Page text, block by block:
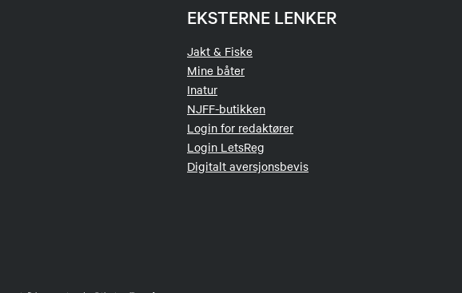
EKSTERNE LENKER
Jakt & Fiske
Mine båter
Inatur
NJFF-butikken
Login for redaktører
Login LetsReg
Digitalt aversjonsbevis